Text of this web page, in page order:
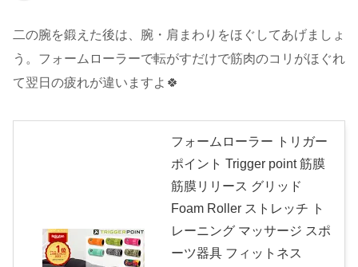
二の腕を鍛えた後は、腕・肩まわりをほぐしてあげましょ
う。フォームローラーで転がすだけで筋肉のコリがほぐれ
て翌日の疲れが違いますよ🍀
フォームローラー トリガー
ポイント Trigger point 筋膜
筋膜リリース グリッド
Foam Roller ストレッチ ト
レーニング マッサージ スポ
ーツ器具 フィットネス